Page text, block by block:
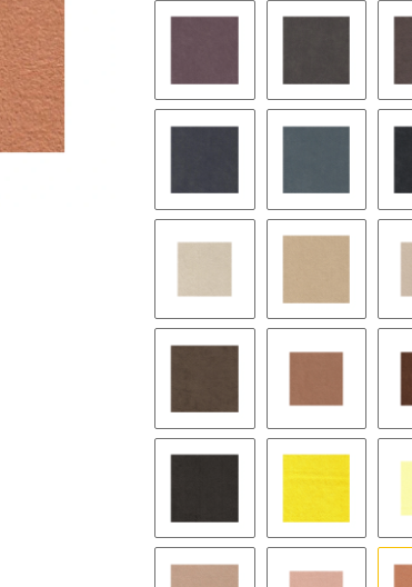
9153 mauve 9176 taupe
9058 pewter 9182 twilight
9112 sea sand 9068 amber
9064 brown 9070 ginger
9199 expresso 9515 lemon